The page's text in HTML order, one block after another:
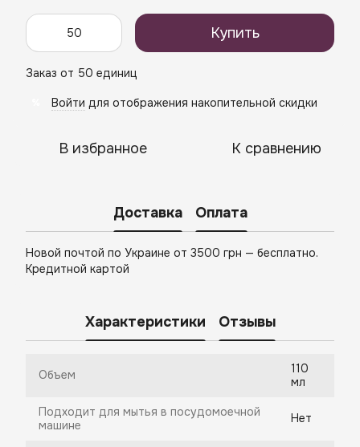
Купить
Заказ от 50 единиц
Войти для отображения накопительной скидки
В избранное К сравнению
Доставка Оплата
Новой почтой по Украине от 3500 грн — бесплатно.
Кредитной картой
Характеристики Отзывы
Объем
110
мл
Подходит для мытья в посудомоечной
машине
Нет